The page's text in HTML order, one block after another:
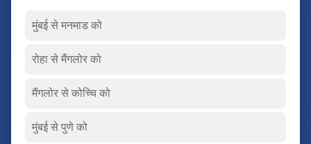
मुंबई से मनमाड को
रोहा से मैंगलोर को
मैंगलोर से कोच्चि को
मुंबई से पुणे को